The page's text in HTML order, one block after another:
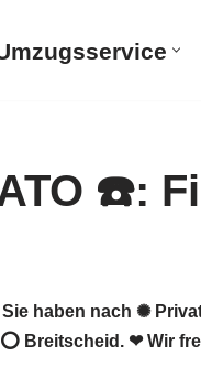
haben nach ✺
Breitscheid. ❤ Wir